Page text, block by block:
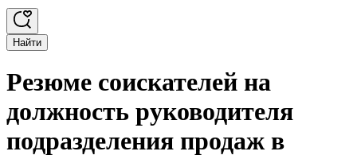
Найти
Резюме соискателей на
должность руководителя
подразделения продаж в